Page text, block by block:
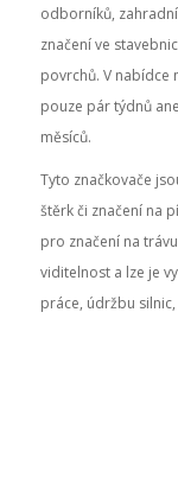
odborníků,
značení ve
povrchů. V nabídce
pouze pár týdnů
měsíců.
Tyto značkovače
štěrk či značení na
pro značení na
viditelnost a lze je
práce, údržbu